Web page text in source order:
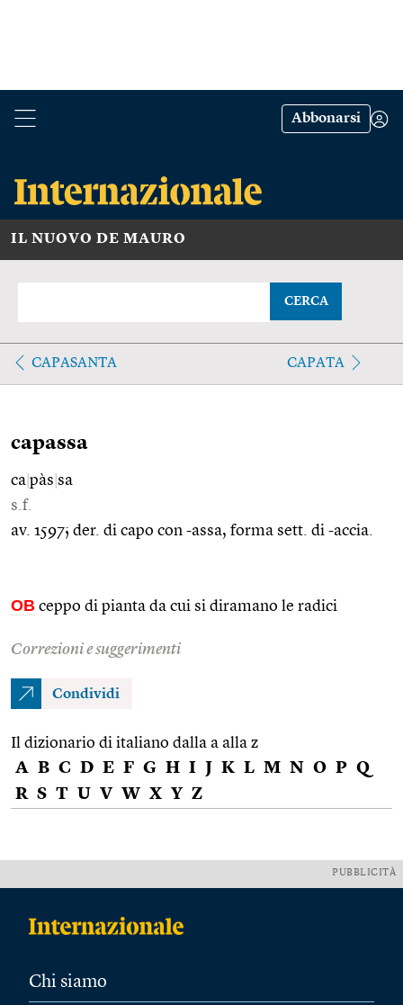
Abbonarsi
IL NUOVO DE MAURO
CERCA
CAPASANTA CAPATA
capassa
ca pàs sa
s.f.
av. 1597; der. di capo con -assa, forma sett. di -accia.
OB ceppo di pianta da cui si diramano le radici
Correzioni e suggerimenti
Condividi
Il dizionario di italiano dalla a alla z
A B C D E F G H I J K L M N O P Q
R S T U V W X Y Z
PUBBLICITÀ
Chi siamo